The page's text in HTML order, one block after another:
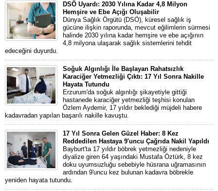
DSÖ Uyardı: 2030 Yılına Kadar 4,8 Milyon
Hemşire ve Ebe Açığı Oluşabilir
Dünya Sağlık Örgütü (DSÖ), küresel sağlık iş
gücüne ilişkin raporunda, mevcut eğilimlerin sürmesi
halinde 2030 yılına kadar hemşire ve ebe açığının
4,8 milyona ulaşarak sağlık sistemlerini tehdit
edeceğini duyurdu.
Soğuk Algınlığı İle Başlayan Rahatsızlık
Karaciğer Yetmezliği Çıktı: 17 Yıl Sonra Nakille
Hayata Tutundu
Erzurum'da soğuk algınlığı şikayetiyle gittiği
hastanede karaciğer yetmezliği teşhisi konulan
Özlem Aydemir, 17 yıldır beklediği müjdeli habere
kadavradan yapılan başarılı nakille kavuştu.
17 Yıl Sonra Gelen Güzel Haber: 8 Kez
Reddedilen Hastaya 9'uncu Çağrıda Nakil Yapıldı
Bayburt'ta 17 yıldır böbrek yetmezliği nedeniyle
diyalize giren 64 yaşındaki Mustafa Öztürk, 8 kez
doku uyumsuzluğu sebebiyle hüsrana uğramasının
ardından 9'uncu kez bulunan kadavra böbrekle
yeniden hayata tutundu.